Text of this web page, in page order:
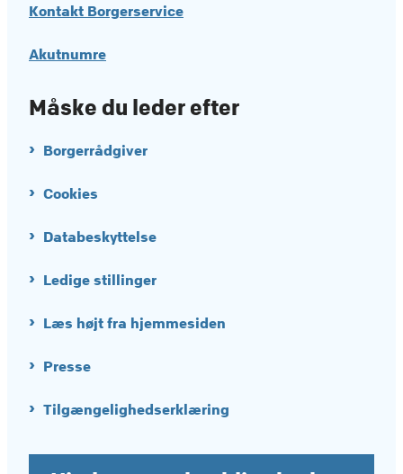
Kontakt Borgerservice
Akutnumre
Måske du leder efter
Borgerrådgiver
Cookies
Databeskyttelse
Ledige stillinger
Læs højt fra hjemmesiden
Presse
Tilgængelighedserklæring